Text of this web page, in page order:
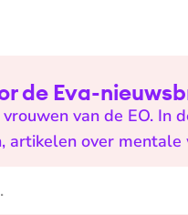
de Eva-
van de EO.
artikelen over